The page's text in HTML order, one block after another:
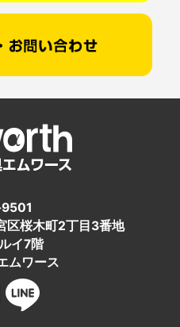
区桜木町2丁目3番地
イ7階
ムワース